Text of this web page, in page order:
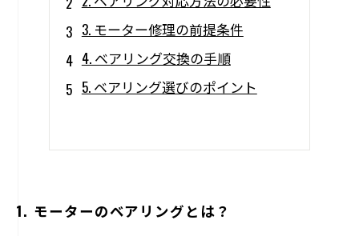
3. モーター修理の前提条件
4. ベアリング交換の手順
5. ベアリング選びのポイント
1. モーターのベアリングとは？